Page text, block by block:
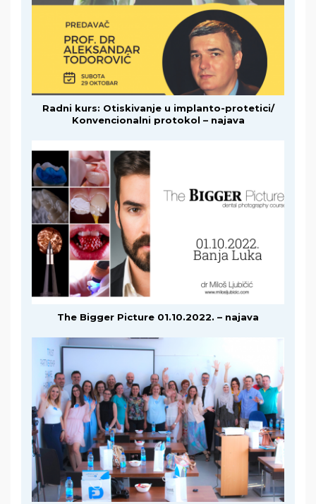
Radni kurs: Otiskivanje u implanto-protetici/
Konvencionalni protokol – najava
The Bigger Picture 01.10.2022. – najava